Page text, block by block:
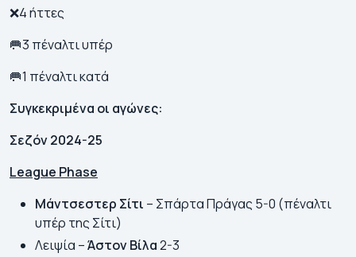
❌4 ήττες
🥅3 πέναλτι υπέρ
🥅1 πέναλτι κατά
Συγκεκριμένα οι αγώνες:
Σεζόν 2024-25
League Phase
Μάντσεστερ Σίτι – Σπάρτα Πράγας 5-0 (πέναλτι
υπέρ της Σίτι)
Λειψία –Άστον Βίλα2-3